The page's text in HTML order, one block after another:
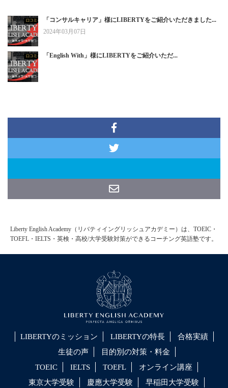
「コンサルキャリア」様にLIBERTYをご紹介いただきました...
2024年03月07日
「English With」様にLIBERTYをご紹介いただ...
Liberty English Academy（リバティイングリッシュアカデミー）は、TOEIC・
TOEFL・IELTS・英検・高校/大学受験対策ができるコーチング英語塾です。
LIBERTYのミッション LIBERTYの特長
合格実績
生徒の声
目的別の対策・料金
TOEIC
IELTS TOEFL
オンライン講座
東京大学受験
慶應大学受験 早稲田大学受験